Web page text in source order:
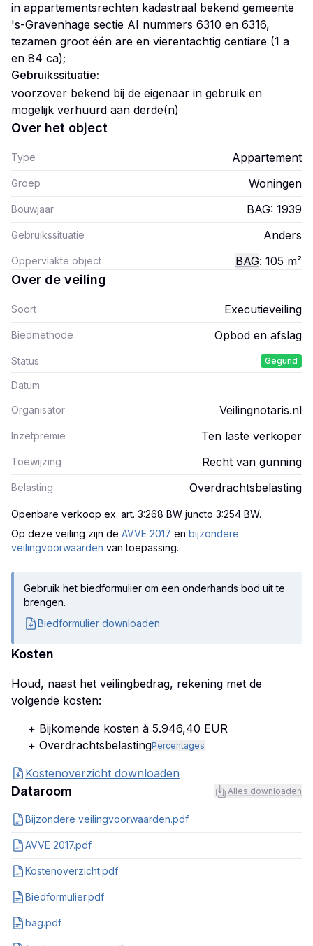
in appartementsrechten kadastraal bekend gemeente
's-Gravenhage sectie AI nummers 6310 en 6316,
tezamen groot één are en vierentachtig centiare (1 a
en 84 ca);
Gebruikssituatie:
voorzover bekend bij de eigenaar in gebruik en
mogelijk verhuurd aan derde(n)
Over het object
Type Appartement
Groep Woningen
Bouwjaar BAG: 1939
Gebruikssituatie Anders
Oppervlakte object BAG: 105 m²
Over de veiling
Soort Executieveiling
Biedmethode Opbod en afslag
Status Gegund
Datum
Organisator Veilingnotaris.nl
Inzetpremie Ten laste verkoper
Toewijzing Recht van gunning
Belasting Overdrachtsbelasting
Openbare verkoop ex. art. 3:268 BW juncto 3:254 BW.
Op deze veiling zijn de AVVE 2017 en bijzondere
veilingvoorwaarden van toepassing.
Gebruik het biedformulier om een onderhands bod uit te
brengen.
Biedformulier downloaden
Kosten
Houd, naast het veilingbedrag, rekening met de
volgende kosten:
+ Bijkomende kosten à 5.946,40 EUR
+ OverdrachtsbelastingPercentages
Kostenoverzicht downloaden
Dataroom Alles downloaden
Bijzondere veilingvoorwaarden.pdf
AVVE 2017.pdf
Kostenoverzicht.pdf
Biedformulier.pdf
bag.pdf